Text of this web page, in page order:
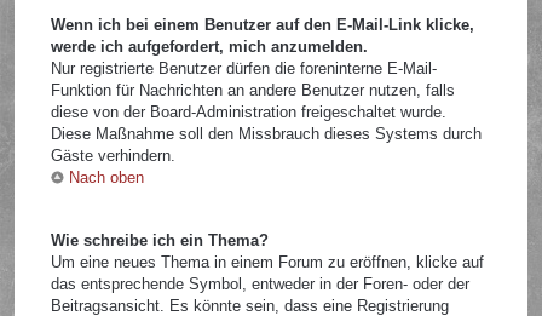
Wenn ich bei einem Benutzer auf den E-Mail-Link klicke,
werde ich aufgefordert, mich anzumelden.
Nur registrierte Benutzer dürfen die foreninterne E-Mail-
Funktion für Nachrichten an andere Benutzer nutzen, falls
diese von der Board-Administration freigeschaltet wurde.
Diese Maßnahme soll den Missbrauch dieses Systems durch
Gäste verhindern.
Nach oben
Wie schreibe ich ein Thema?
Um eine neues Thema in einem Forum zu eröffnen, klicke auf
das entsprechende Symbol, entweder in der Foren- oder der
Beitragsansicht. Es könnte sein, dass eine Registrierung